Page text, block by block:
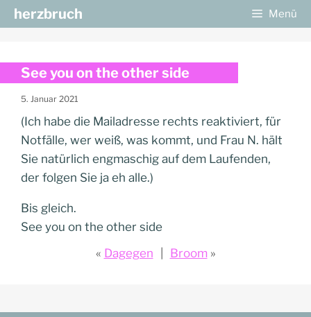
Zum
Inhalt
herzbruch Menü
See you on the other side
5. Januar 2021
(Ich habe die Mailadresse rechts reaktiviert, für
Notfälle, wer weiß, was kommt, und Frau N. hält
Sie natürlich engmaschig auf dem Laufenden,
der folgen Sie ja eh alle.)
Bis gleich.
See you on the other side
Dagegen
Broom